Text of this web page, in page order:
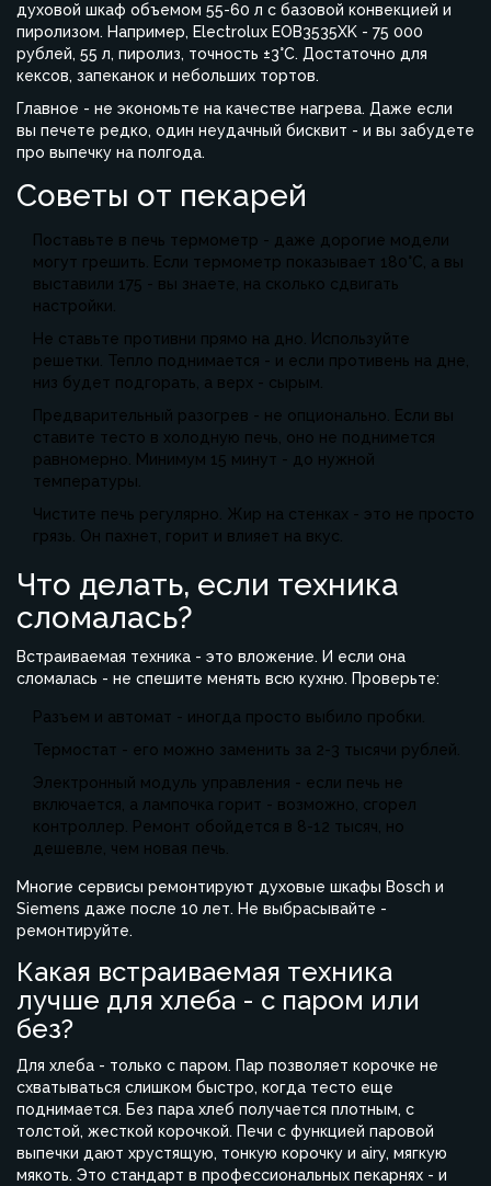
духовой шкаф объемом 55-60 л с базовой конвекцией и
пиролизом. Например, Electrolux EOB3535XK - 75 000
рублей, 55 л, пиролиз, точность ±3°C. Достаточно для
кексов, запеканок и небольших тортов.
Главное - не экономьте на качестве нагрева. Даже если
вы печете редко, один неудачный бисквит - и вы забудете
про выпечку на полгода.
Советы от пекарей
Поставьте в печь термометр - даже дорогие модели
могут грешить. Если термометр показывает 180°C, а вы
выставили 175 - вы знаете, на сколько сдвигать
настройки.
Не ставьте противни прямо на дно. Используйте
решетки. Тепло поднимается - и если противень на дне,
низ будет подгорать, а верх - сырым.
Предварительный разогрев - не опционально. Если вы
ставите тесто в холодную печь, оно не поднимется
равномерно. Минимум 15 минут - до нужной
температуры.
Чистите печь регулярно. Жир на стенках - это не просто
грязь. Он пахнет, горит и влияет на вкус.
Что делать, если техника
сломалась?
Встраиваемая техника - это вложение. И если она
сломалась - не спешите менять всю кухню. Проверьте:
Разъем и автомат - иногда просто выбило пробки.
Термостат - его можно заменить за 2-3 тысячи рублей.
Электронный модуль управления - если печь не
включается, а лампочка горит - возможно, сгорел
контроллер. Ремонт обойдется в 8-12 тысяч, но
дешевле, чем новая печь.
Многие сервисы ремонтируют духовые шкафы Bosch и
Siemens даже после 10 лет. Не выбрасывайте -
ремонтируйте.
Какая встраиваемая техника
лучше для хлеба - с паром или
без?
Для хлеба - только с паром. Пар позволяет корочке не
схватываться слишком быстро, когда тесто еще
поднимается. Без пара хлеб получается плотным, с
толстой, жесткой корочкой. Печи с функцией паровой
выпечки дают хрустящую, тонкую корочку и airy, мягкую
мякоть. Это стандарт в профессиональных пекарнях - и